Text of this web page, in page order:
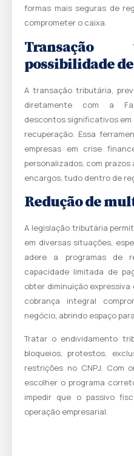
formas mais seguras de
comprometer o caixa.
possibilidade
A transação tributária,
diretamente com a
descontos significativos
recuperação. Essa
empresas em crise
personalizados, com
encargos, tudo dentro de
Redução de
A legislação tributária
em diversas situações,
adere a programas de
capacidade limitada de
obter diminuição
cobrança integral
negócio, abrindo espaço
Tratar o endividamento
bloqueios, protestos,
restrições no CNPJ. Com
escolher o programa
impedir que o passivo
operação empresarial.